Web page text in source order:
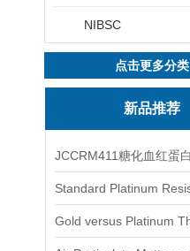
NIBSC
点击更多分类
新品推荐